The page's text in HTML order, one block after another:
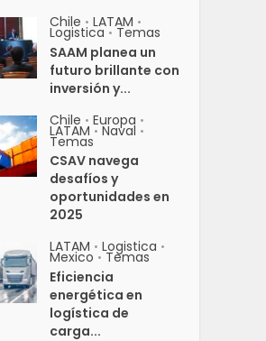
Chile • LATAM •
Logistica • Temas
SAAM planea un
futuro brillante con
inversión y...
Chile • Europa •
LATAM • Naval •
Temas
CSAV navega
desafíos y
oportunidades en
2025
LATAM • Logistica •
Mexico • Temas
Eficiencia
energética en
logística de
carga...